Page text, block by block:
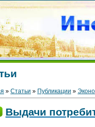
» Статьи » Публикации »
Выдачи